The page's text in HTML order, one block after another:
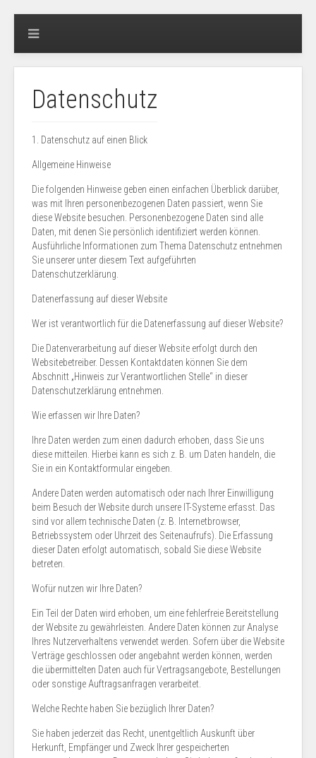
Datenschutz
1. Datenschutz auf einen Blick
Allgemeine Hinweise
Die folgenden Hinweise geben einen einfachen Überblick darüber,
was mit Ihren personenbezogenen Daten passiert, wenn Sie
diese Website besuchen. Personenbezogene Daten sind alle
Daten, mit denen Sie persönlich identifiziert werden können.
Ausführliche Informationen zum Thema Datenschutz entnehmen
Sie unserer unter diesem Text aufgeführten
Datenschutzerklärung.
Datenerfassung auf dieser Website
Wer ist verantwortlich für die Datenerfassung auf dieser Website?
Die Datenverarbeitung auf dieser Website erfolgt durch den
Websitebetreiber. Dessen Kontaktdaten können Sie dem
Abschnitt „Hinweis zur Verantwortlichen Stelle“ in dieser
Datenschutzerklärung entnehmen.
Wie erfassen wir Ihre Daten?
Ihre Daten werden zum einen dadurch erhoben, dass Sie uns
diese mitteilen. Hierbei kann es sich z. B. um Daten handeln, die
Sie in ein Kontaktformular eingeben.
Andere Daten werden automatisch oder nach Ihrer Einwilligung
beim Besuch der Website durch unsere IT-Systeme erfasst. Das
sind vor allem technische Daten (z. B. Internetbrowser,
Betriebssystem oder Uhrzeit des Seitenaufrufs). Die Erfassung
dieser Daten erfolgt automatisch, sobald Sie diese Website
betreten.
Wofür nutzen wir Ihre Daten?
Ein Teil der Daten wird erhoben, um eine fehlerfreie Bereitstellung
der Website zu gewährleisten. Andere Daten können zur Analyse
Ihres Nutzerverhaltens verwendet werden. Sofern über die Website
Verträge geschlossen oder angebahnt werden können, werden
die übermittelten Daten auch für Vertragsangebote, Bestellungen
oder sonstige Auftragsanfragen verarbeitet.
Welche Rechte haben Sie bezüglich Ihrer Daten?
Sie haben jederzeit das Recht, unentgeltlich Auskunft über
Herkunft, Empfänger und Zweck Ihrer gespeicherten